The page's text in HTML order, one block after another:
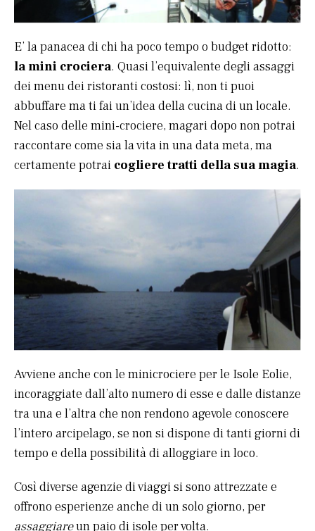
E’ la panacea di chi ha poco tempo o budget ridotto:
la mini crociera. Quasi l’equivalente degli assaggi
dei menu dei ristoranti costosi: lì, non ti puoi
abbuffare ma ti fai un’idea della cucina di un locale.
Nel caso delle mini-crociere, magari dopo non potrai
raccontare come sia la vita in una data meta, ma
certamente potrai cogliere tratti della sua magia.
Avviene anche con le minicrociere per le Isole Eolie,
incoraggiate dall’alto numero di esse e dalle distanze
tra una e l’altra che non rendono agevole conoscere
l’intero arcipelago, se non si dispone di tanti giorni di
tempo e della possibilità di alloggiare in loco.
Così diverse agenzie di viaggi si sono attrezzate e
offrono esperienze anche di un solo giorno, per
assaggiareun paio di isole per volta.